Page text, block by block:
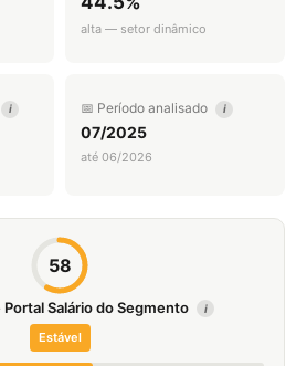
alta — setor dinâmico
i 📅 Período analisado i
07/2025
até 06/2026
58
Portal Salário do Segmento i
Estável